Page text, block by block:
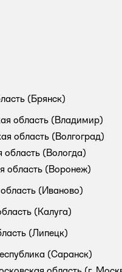
(Брянск)
область (Владимир)
область (Волгоград)
область (Вологда)
область (Воронеж)
(Иваново)
(Калуга)
(Липецк)
(Саранск)